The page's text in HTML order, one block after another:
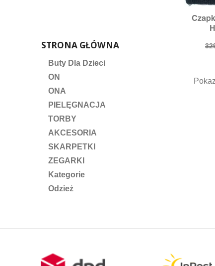
STRONA GŁÓWNA
Buty Dla Dzieci
ON
ONA
PIELĘGNACJA
TORBY
AKCESORIA
SKARPETKI
ZEGARKI
Kategorie
Odzież
